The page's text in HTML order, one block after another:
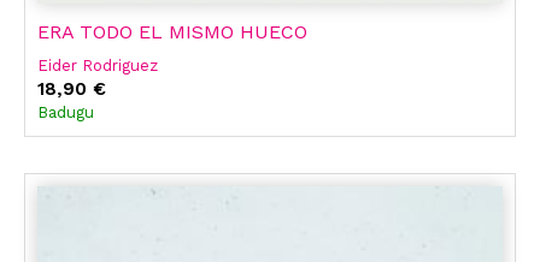
ERA TODO EL MISMO HUECO
Eider Rodriguez
18,90 €
Badugu